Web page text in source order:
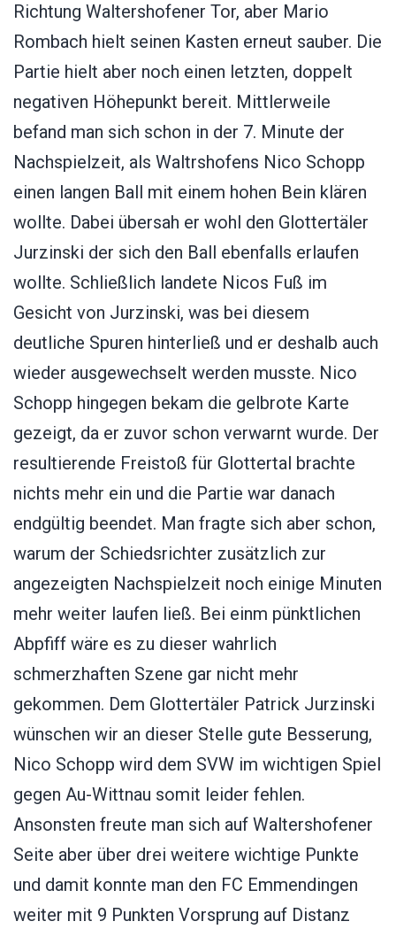
Richtung Waltershofener Tor, aber Mario
Rombach hielt seinen Kasten erneut sauber. Die
Partie hielt aber noch einen letzten, doppelt
negativen Höhepunkt bereit. Mittlerweile
befand man sich schon in der 7. Minute der
Nachspielzeit, als Waltrshofens Nico Schopp
einen langen Ball mit einem hohen Bein klären
wollte. Dabei übersah er wohl den Glottertäler
Jurzinski der sich den Ball ebenfalls erlaufen
wollte. Schließlich landete Nicos Fuß im
Gesicht von Jurzinski, was bei diesem
deutliche Spuren hinterließ und er deshalb auch
wieder ausgewechselt werden musste. Nico
Schopp hingegen bekam die gelbrote Karte
gezeigt, da er zuvor schon verwarnt wurde. Der
resultierende Freistoß für Glottertal brachte
nichts mehr ein und die Partie war danach
endgültig beendet. Man fragte sich aber schon,
warum der Schiedsrichter zusätzlich zur
angezeigten Nachspielzeit noch einige Minuten
mehr weiter laufen ließ. Bei einm pünktlichen
Abpfiff wäre es zu dieser wahrlich
schmerzhaften Szene gar nicht mehr
gekommen. Dem Glottertäler Patrick Jurzinski
wünschen wir an dieser Stelle gute Besserung,
Nico Schopp wird dem SVW im wichtigen Spiel
gegen Au-Wittnau somit leider fehlen.
Ansonsten freute man sich auf Waltershofener
Seite aber über drei weitere wichtige Punkte
und damit konnte man den FC Emmendingen
weiter mit 9 Punkten Vorsprung auf Distanz